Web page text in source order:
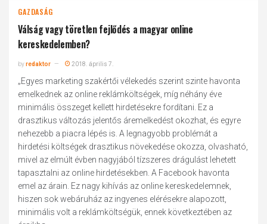
GAZDASÁG
Válság vagy töretlen fejlődés a magyar online
kereskedelemben?
byredaktor 2018. április 7.
„Egyes marketing szakértői vélekedés szerint szinte havonta
emelkednek az online reklámköltségek, míg néhány éve
minimális összeget kellett hirdetésekre fordítani. Ez a
drasztikus változás jelentős áremelkedést okozhat, és egyre
nehezebb a piacra lépés is. A legnagyobb problémát a
hirdetési költségek drasztikus növekedése okozza, olvasható,
mivel az elmúlt évben nagyjából tízszeres drágulást lehetett
tapasztalni az online hirdetésekben. A Facebook havonta
emel az árain. Ez nagy kihívás az online kereskedelemnek,
hiszen sok webáruház az ingyenes elérésekre alapozott,
minimális volt a reklámköltségük, ennek következtében az